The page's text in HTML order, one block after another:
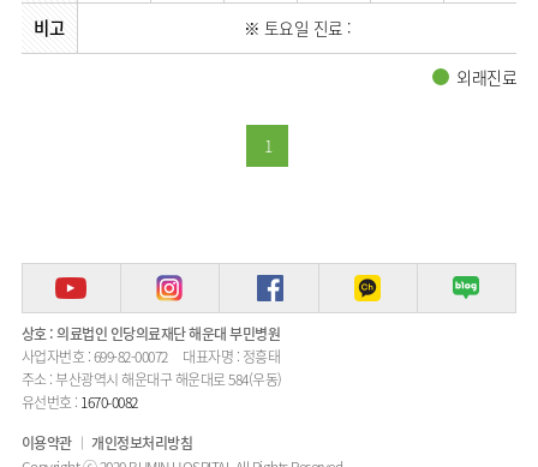
비고
※ 토요일 진료 :
외래진료
1
상호 : 의료법인 인당의료재단 해운대 부민병원
사업자번호 : 699-82-00072
대표자명 : 정흥태
주소 : 부산광역시 해운대구 해운대로 584(우동)
유선번호 : 1670-0082
이용약관
개인정보처리방침